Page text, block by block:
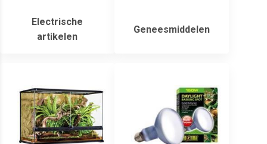
Electrische
artikelen
Geneesmiddelen